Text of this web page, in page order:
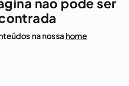
não pode ser
na nossahome